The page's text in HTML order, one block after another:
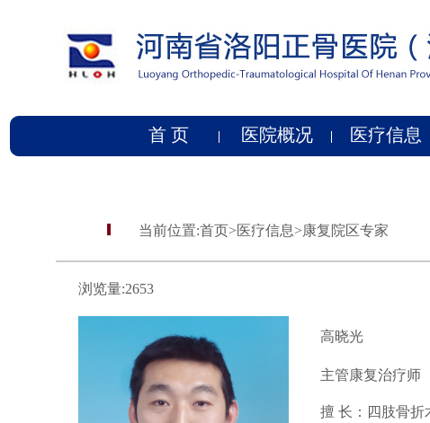
首 页 医院概况 医疗信息
当前位置:首页>医疗信息>康复院区专家
浏览量:2653
高晓光
主管康复治疗师
擅 长：四肢骨折